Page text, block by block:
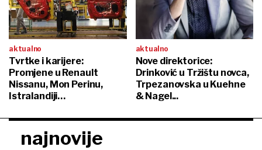
aktualno
Tvrtke i karijere:
Promjene u Renault
Nissanu, Mon Perinu,
Istralandiji…
aktualno
Nove direktorice:
Drinković u Tržištu novca,
Trpezanovska u Kuehne
& Nagel...
najnovije